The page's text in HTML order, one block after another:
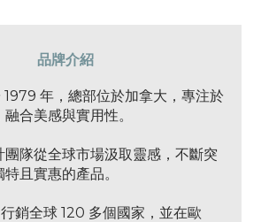
品牌介紹
年，總部位於加拿大，專注於
合美感與實用性。
團隊從全球市場汲取靈感，不斷突
且實惠的產品。
銷全球 120 多個國家，並在歐